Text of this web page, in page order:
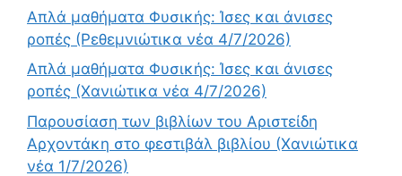
Απλά μαθήματα Φυσικής: Ίσες και άνισες
ροπές (Ρεθεμνιώτικα νέα 4/7/2026)
Απλά μαθήματα Φυσικής: Ίσες και άνισες
ροπές (Χανιώτικα νέα 4/7/2026)
Παρουσίαση των βιβλίων του Αριστείδη
Αρχοντάκη στο φεστιβάλ βιβλίου (Χανιώτικα
νέα 1/7/2026)